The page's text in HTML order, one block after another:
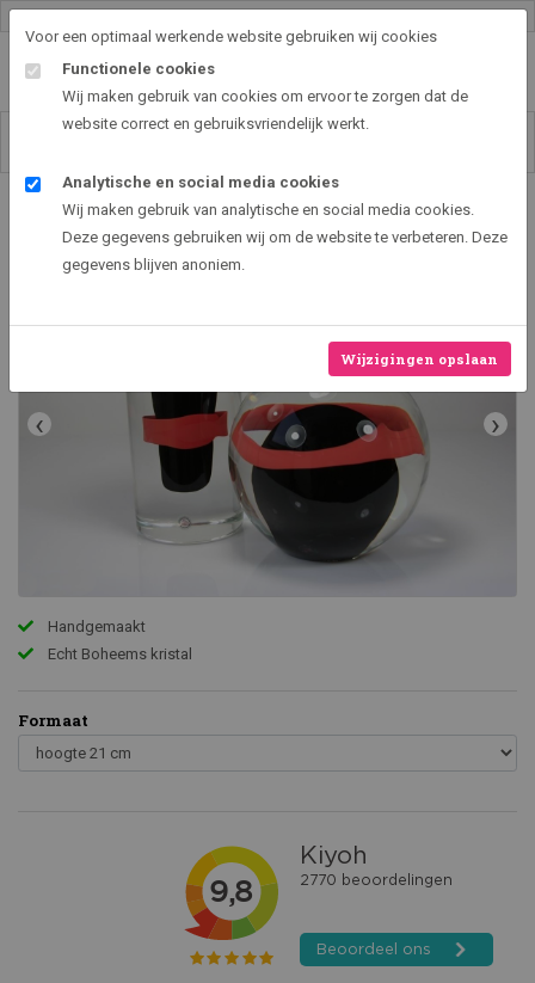
Voor een optimaal werkende website gebruiken wij cookies
Functionele cookies
Wij maken gebruik van cookies om ervoor te zorgen dat de
website correct en gebruiksvriendelijk werkt.
Analytische en social media cookies
Wij maken gebruik van analytische en social media cookies.
Deze gegevens gebruiken wij om de website te verbeteren. Deze
gegevens blijven anoniem.
Wijzigingen opslaan
Art2EXPO GallerySHOP - de leukste kunst cadeau ideeën
Objecten Black & Red
‹ ›
Handgemaakt
Echt Boheems kristal
Formaat